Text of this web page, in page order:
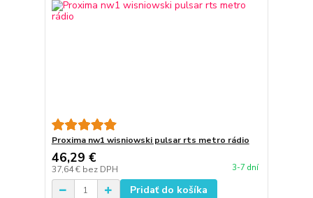
Proxima nw1 wisniowski pulsar rts metro rádio
46,29 €
37,64 € bez DPH 3-7 dní
Pridať do košíka